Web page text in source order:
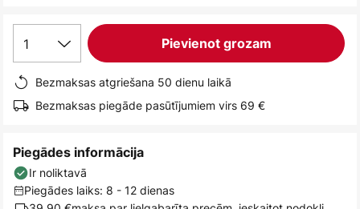
1 Pievienot grozam
Bezmaksas atgriešana 50 dienu laikā
Bezmaksas piegāde pasūtījumiem virs 69 €
Piegādes informācija
Ir noliktavā
Piegādes laiks: 8 - 12 dienas